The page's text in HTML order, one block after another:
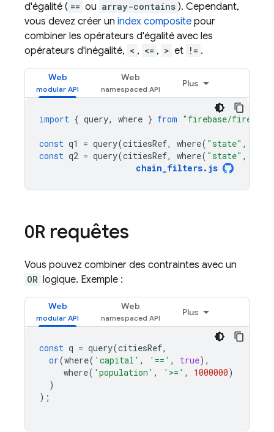
d'égalité ( == ou array-contains ). Cependant,
vous devez créer un index composite pour
combiner les opérateurs d'égalité avec les
opérateurs d'inégalité, < , <= , > et != .
Web Web
Plus
import { query, where } from "firebase/
const q1 = query(citiesRef, where( "state" ,
const q2 = query(citiesRef, where( "state" ,
chain_filters. js
OR requêtes
Vous pouvez combiner des contraintes avec un
OR logique. Exemple :
Web Web
Plus
const q = query(citiesRef,
or(where( 'capital' , '==' , true),
where( 'population' , '>=' , 1000000)
)
);